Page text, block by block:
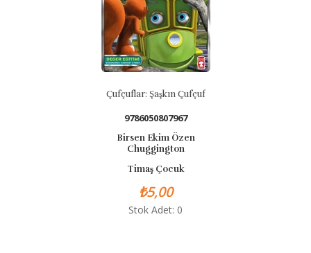
Çufçuflar: Şaşkın Çufçuf